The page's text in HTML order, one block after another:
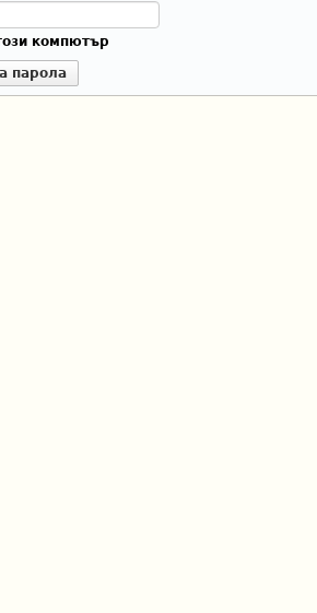
компютър
парола